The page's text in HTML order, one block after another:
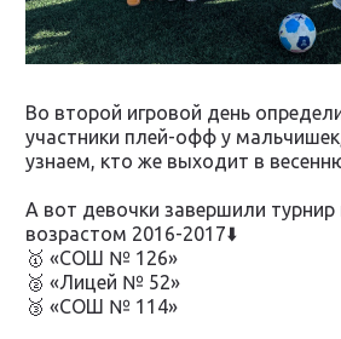
Во второй игровой день
участники плей-офф у
узнаем, кто же выходит в
А вот девочки завершили
возрастом 2016-2017⬇️
🥇 «СОШ № 126»
🥈 «Лицей № 52»
🥉 «СОШ № 114»